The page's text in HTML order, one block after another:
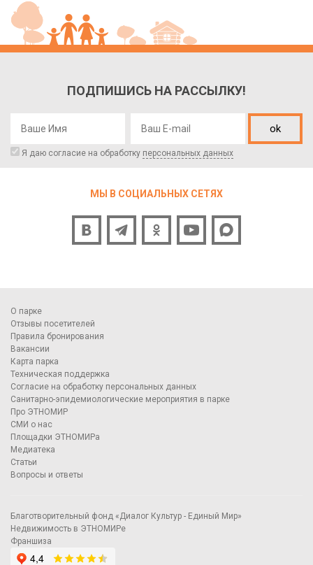
ПОДПИШИСЬ НА РАССЫЛКУ!
ok
Я даю согласие на обработку персональных данных
МЫ В СОЦИАЛЬНЫХ СЕТЯХ
О парке
Отзывы посетителей
Правила бронирования
Вакансии
Карта парка
Техническая поддержка
Согласие на обработку персональных данных
Санитарно-эпидемиологические мероприятия в парке
Про ЭТНОМИР
СМИ о нас
Площадки ЭТНОМИРа
Медиатека
Статьи
Вопросы и ответы
Благотворительный фонд «Диалог Культур - Единый Мир»
Недвижимость в ЭТНОМИРе
Франшиза